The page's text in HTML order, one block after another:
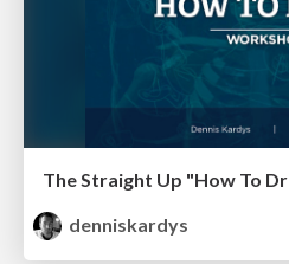
The Straight Up "How To
denniskardys